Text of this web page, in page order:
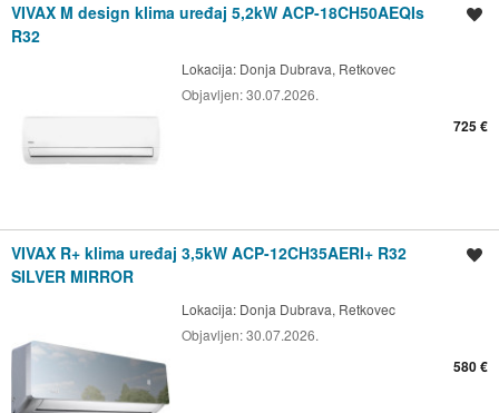
VIVAX M design klima uređaj 5,2kW ACP-18CH50AEQIs
R32
Lokacija: Donja Dubrava, Retkovec
Objavljen:30.07.2026.
725 €
VIVAX R+ klima uređaj 3,5kW ACP-12CH35AERI+ R32
SILVER MIRROR
Lokacija: Donja Dubrava, Retkovec
Objavljen:30.07.2026.
580 €